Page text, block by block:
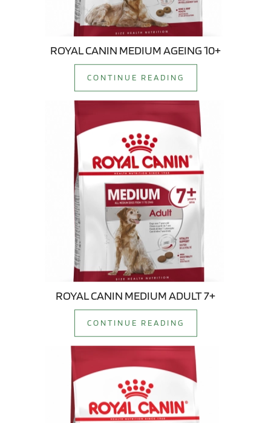
ROYAL CANIN MEDIUM AGEING 10+
CONTINUE READING
ROYAL CANIN MEDIUM ADULT 7+
CONTINUE READING